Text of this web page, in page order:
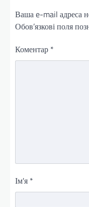
Ваша e-mail адреса
Обов’язкові поля
Коментар *
Ім'я *